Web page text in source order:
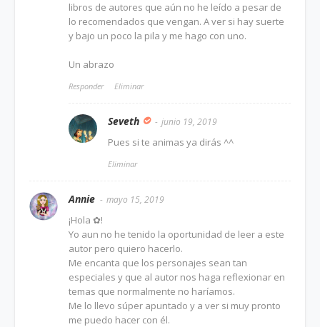
libros de autores que aún no he leído a pesar de
lo recomendados que vengan. A ver si hay suerte
y bajo un poco la pila y me hago con uno.
Un abrazo
Responder Eliminar
Seveth junio 19, 2019
Pues si te animas ya dirás ^^
Eliminar
Annie mayo 15, 2019
¡Hola ✿!
Yo aun no he tenido la oportunidad de leer a este
autor pero quiero hacerlo.
Me encanta que los personajes sean tan
especiales y que al autor nos haga reflexionar en
temas que normalmente no haríamos.
Me lo llevo súper apuntado y a ver si muy pronto
me puedo hacer con él.